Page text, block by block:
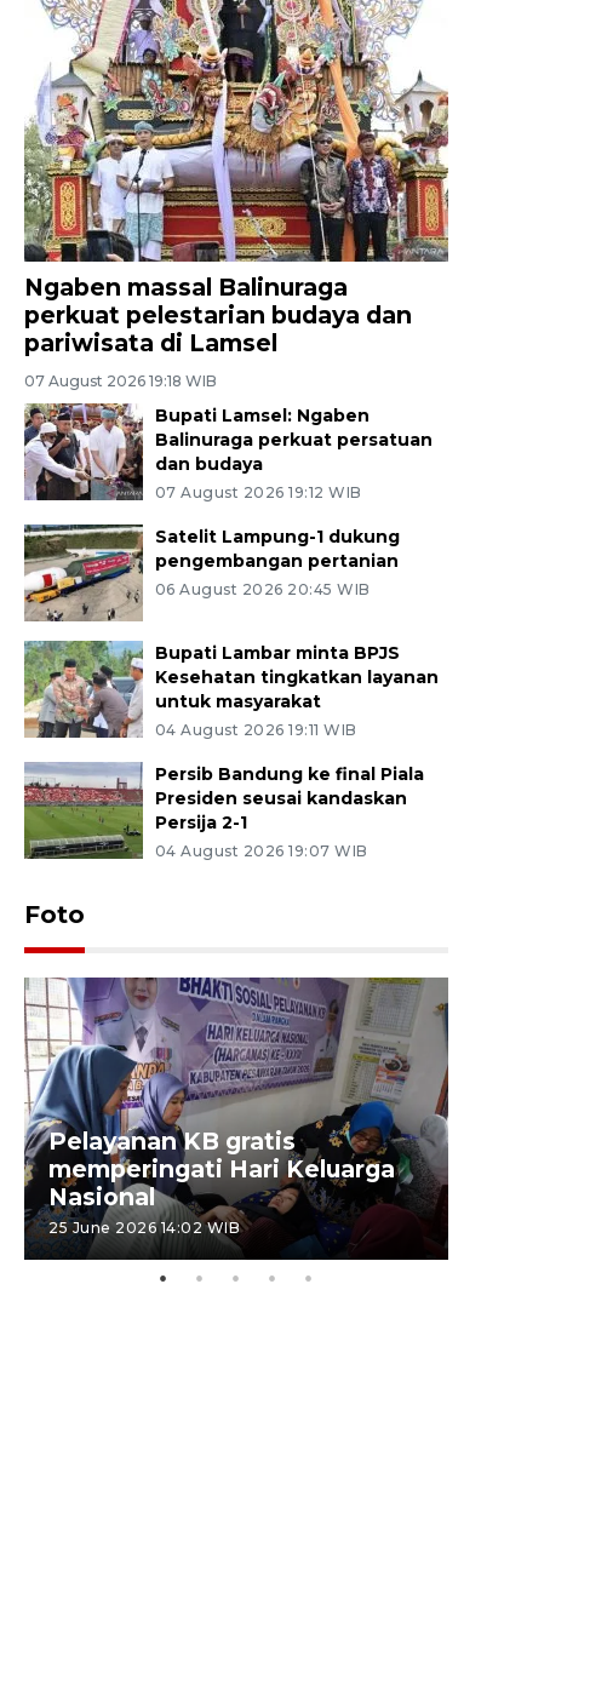
Ngaben massal Balinuraga
perkuat pelestarian budaya dan
pariwisata di Lamsel
07 August 2026 19:18 WIB
Bupati Lamsel: Ngaben
Balinuraga perkuat persatuan
dan budaya
07 August 2026 19:12 WIB
Satelit Lampung-1 dukung
pengembangan pertanian
06 August 2026 20:45 WIB
Bupati Lambar minta BPJS
Kesehatan tingkatkan layanan
untuk masyarakat
04 August 2026 19:11 WIB
Persib Bandung ke final Piala
Presiden seusai kandaskan
Persija 2-1
04 August 2026 19:07 WIB
Foto
Pelayanan KB gratis
memperingati Hari Keluarga
Nasional
25 June 2026 14:02 WIB